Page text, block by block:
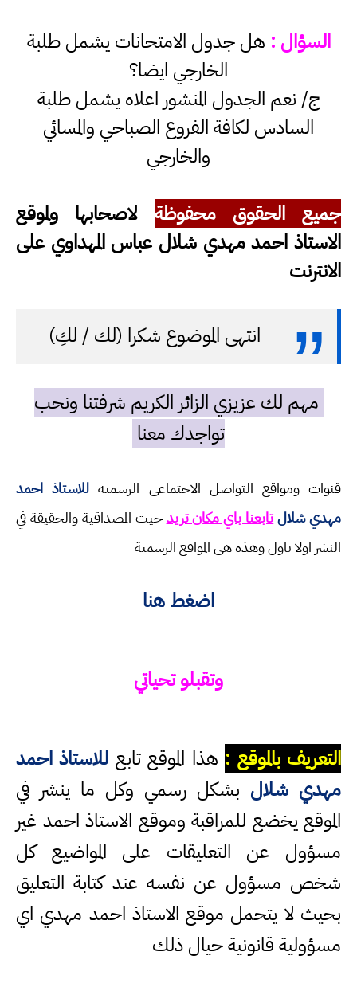
السؤال : هل جدول الامتحانات يشمل طلبة
الخارجي ايضا؟
ج/ نعم الجدول المنشور اعلاه يشمل طلبة
السادس لكافة الفروع الصباحي والمسائي
والخارجي
جميع الحقوق محفوظة لاصحابها ولموقع
الاستاذ احمد مهدي شلال عباس المهداوي على
الانترنت
انتهى الموضوع شكرا (لك / لكِ)
مهم لك عزيزي الزائر الكريم شرفتنا ونحب
تواجدك معنا
قنوات ومواقع التواصل الاجتماعي الرسمية للاستاذ احمد
مهدي شلالتابعنا باي مكان تريدحيث المصداقية والحقيقة في
النشر اولا باول وهذه هي المواقع الرسمية
اضغط هنا
وتقبلو تحياتي
التعريف بالموقع : هذا الموقع تابع للاستاذ احمد
مهدي شلال بشكل رسمي وكل ما ينشر في
الموقع يخضع للمراقبة وموقع الاستاذ احمد غير
مسؤول عن التعليقات على المواضيع كل
شخص مسؤول عن نفسه عند كتابة التعليق
بحيث لا يتحمل موقع الاستاذ احمد مهدي اي
مسؤولية قانونية حيال ذلك